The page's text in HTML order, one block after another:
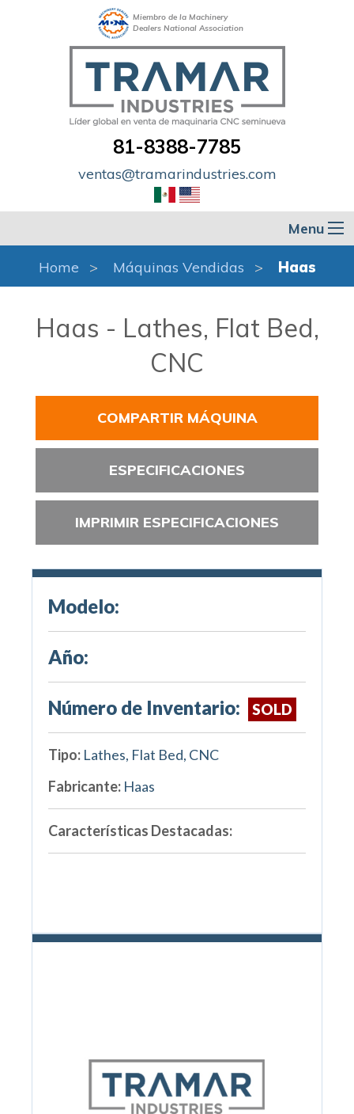
Miembro de la Machinery
Dealers National Association
81-8388-7785
ventas@tramarindustries.com
Menu
Home Máquinas Vendidas Haas
Haas - Lathes, Flat Bed,
CNC
COMPARTIR MÁQUINA
ESPECIFICACIONES
IMPRIMIR ESPECIFICACIONES
Modelo:
Año:
Número de Inventario: SOLD
Tipo: Lathes, Flat Bed, CNC
Fabricante: Haas
Características Destacadas: